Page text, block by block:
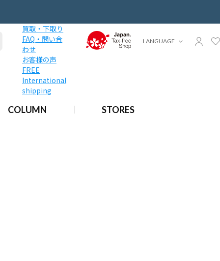
買取・下取り
FAQ・問い合
わせ
お客様の声
FREE
International
shipping
COLUMN STORES
LANGUAGE